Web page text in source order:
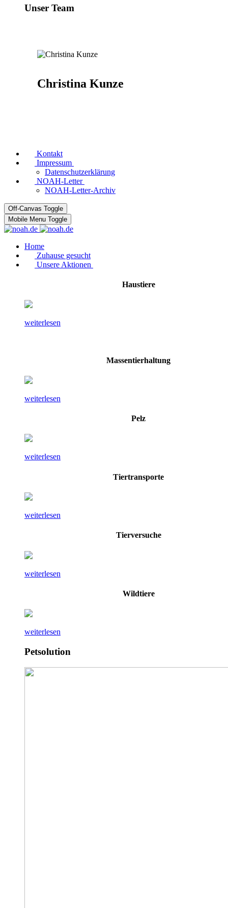
Unser Team
Christina Kunze
Kontakt
Impressum
Datenschutzerklärung
NOAH-Letter
NOAH-Letter-Archiv
Off-Canvas Toggle
Mobile Menu Toggle
Home
Zuhause gesucht
Unsere Aktionen
Haustiere
weiterlesen
Massentierhaltung
weiterlesen
Pelz
weiterlesen
Tiertransporte
weiterlesen
Tierversuche
weiterlesen
Wildtiere
weiterlesen
Petsolution